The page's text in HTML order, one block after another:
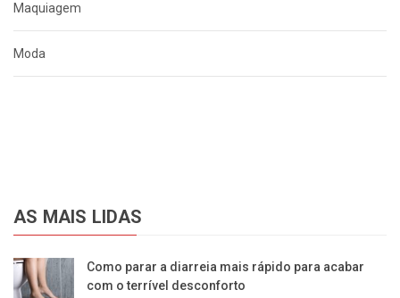
Maquiagem
Moda
AS MAIS LIDAS
Como parar a diarreia mais rápido para acabar
com o terrível desconforto